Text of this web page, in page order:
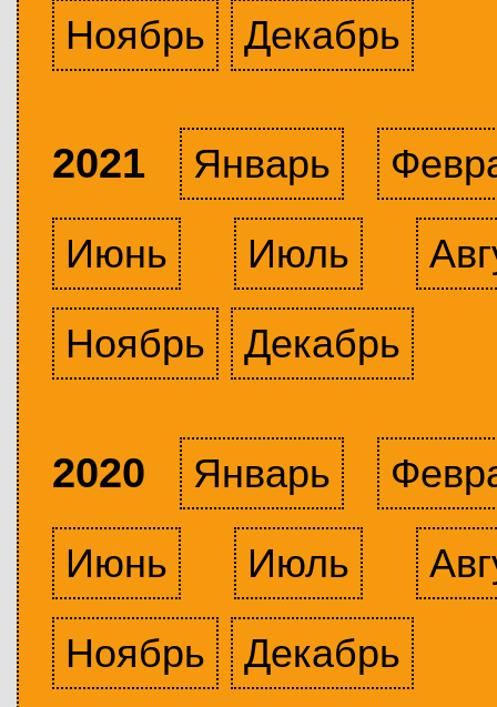
Ноябрь
Декабрь
2021 Январь
Июнь
Июль
Ноябрь
Декабрь
2020 Январь
Июнь
Июль
Ноябрь
Декабрь